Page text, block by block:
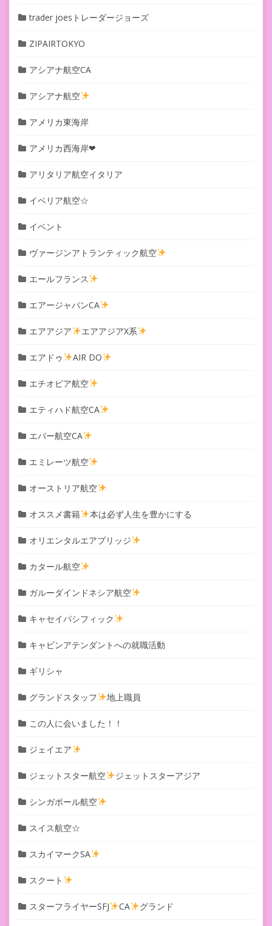
trader joesトレーダージョーズ
ZIPAIRTOKYO
アシアナ航空CA
アシアナ航空
アメリカ東海岸
アメリカ西海岸❤︎
アリタリア航空イタリア
イベリア航空☆
イベント
ヴァージンアトランティック航空
エールフランス
エアージャパンCA
エアアジア エアアジアX系
エアドゥ AIR DO
エチオピア航空
エティハド航空CA
エバー航空CA
エミレーツ航空
オーストリア航空
オススメ書籍 本は必ず人生を豊かにする
オリエンタルエアブリッジ
カタール航空
ガルーダインドネシア航空
キャセイパシフィック
キャビンアテンダントへの就職活動
ギリシャ
グランドスタッフ 地上職員
この人に会いました！！
ジェイエア
ジェットスター航空 ジェットスターアジア
シンガポール航空
スイス航空☆
スカイマークSA
スクート
スターフライヤーSFJ CA グランド